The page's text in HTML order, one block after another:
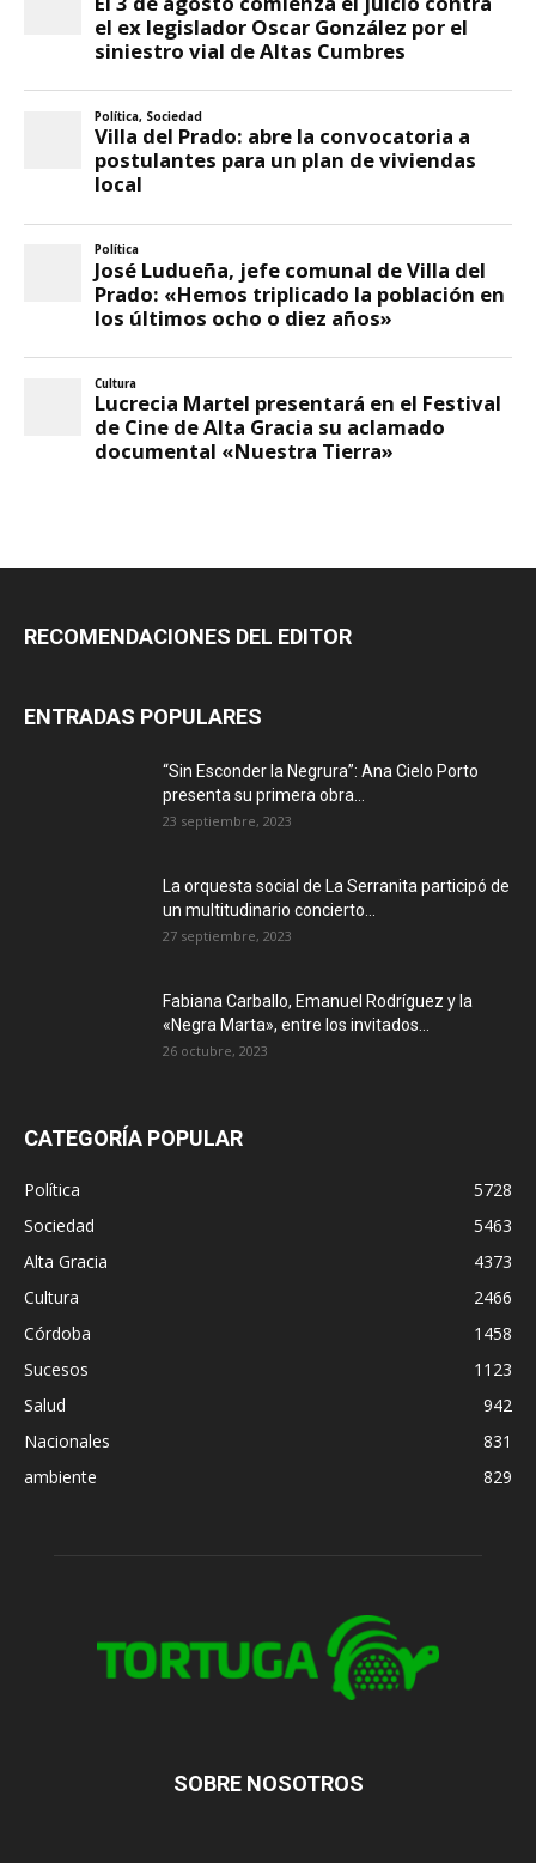
RECOMENDACIONES DEL EDITOR
ENTRADAS POPULARES
“Sin Esconder la Negrura”: Ana Cielo Porto
presenta su primera obra...
23 septiembre, 2023
La orquesta social de La Serranita participó de
un multitudinario concierto...
27 septiembre, 2023
Fabiana Carballo, Emanuel Rodríguez y la
«Negra Marta», entre los invitados...
26 octubre, 2023
CATEGORÍA POPULAR
Política
5728
Sociedad
5463
Alta Gracia
4373
Cultura
2466
Córdoba
1458
Sucesos
1123
Salud
942
Nacionales
831
ambiente
829
SOBRE NOSOTROS